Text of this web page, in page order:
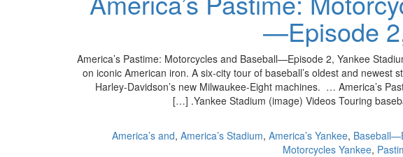
—Episode
America’s Pastime: Motorcycles and Baseball—Episode 2, Yankee
on iconic American iron. A six-city tour of baseball’s oldest and newest
Harley-Davidson’s new Milwaukee-Eight machines. … America’s
Yankee Stadium (image) Videos Touring
America’s and, America’s Stadium, America’s Yankee,
Motorcycles Yankee,